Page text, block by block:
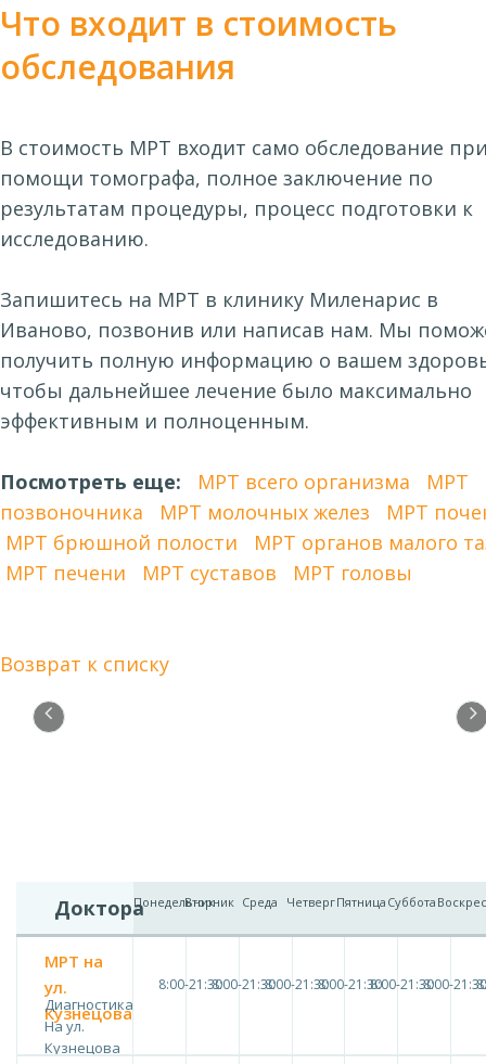
Что входит в стоимость
обследования
В стоимость МРТ входит само обследование
помощи томографа, полное заключение по
результатам процедуры, процесс подготовки к
исследованию.
Запишитесь на МРТ в клинику Миленарис в
Иваново, позвонив или написав нам. Мы
получить полную информацию о вашем
чтобы дальнейшее лечение было максимально
эффективным и полноценным.
Посмотреть еще: МРТ всего организма
МРТ
позвоночника
МРТ молочных желез
МРТ
МРТ брюшной полости
МРТ органов малого
МРТ печени
МРТ суставов МРТ головы
Возврат к списку
ДоктораПонедельник
Вторник Среда ЧетвергПятница Суббота
МРТ на
ул.
Кузнецова
Диагностика
На ул.
Кузнецова
8:00-21:308:00-21:308:00-21:308:00-21:308:00-21:308:00-